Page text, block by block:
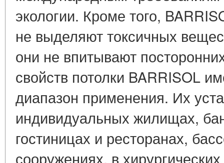
экологии. Кроме того,
не выделяют токсичных
они не впитывают
свойств потолки BARRISOL
диапазон применения. Их
индивидуальных жилищах,
гостиницах и ресторанах,
сооружениях, в